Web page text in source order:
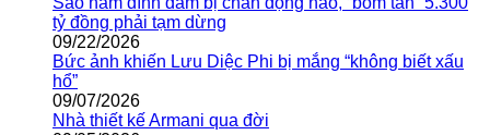
tỷ đồng phải tạm dừng
09/22/2026
Bức ảnh khiến Lưu Diệc Phi bị mắng “không biết xấu
hổ”
09/07/2026
Nhà thiết kế Armani qua đời